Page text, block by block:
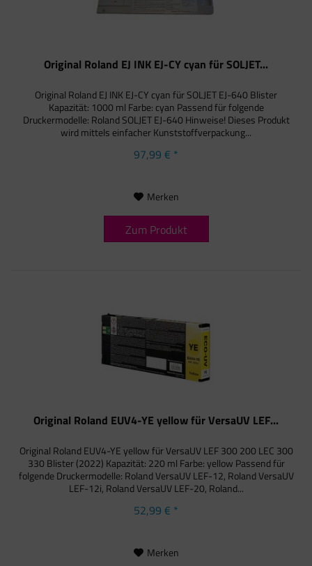
Original Roland EJ INK EJ-CY cyan für SOLJET...
Original Roland EJ INK EJ-CY cyan für SOLJET EJ-640 Blister
Kapazität: 1000 ml Farbe: cyan Passend für folgende
Druckermodelle: Roland SOLJET EJ-640 Hinweise! Dieses Produkt
wird mittels einfacher Kunststoffverpackung...
97,99 € *
Merken
Zum Produkt
Original Roland EUV4-YE yellow für VersaUV LEF...
Original Roland EUV4-YE yellow für VersaUV LEF 300 200 LEC 300
330 Blister (2022) Kapazität: 220 ml Farbe: yellow Passend für
folgende Druckermodelle: Roland VersaUV LEF-12, Roland VersaUV
LEF-12i, Roland VersaUV LEF-20, Roland...
52,99 € *
Merken